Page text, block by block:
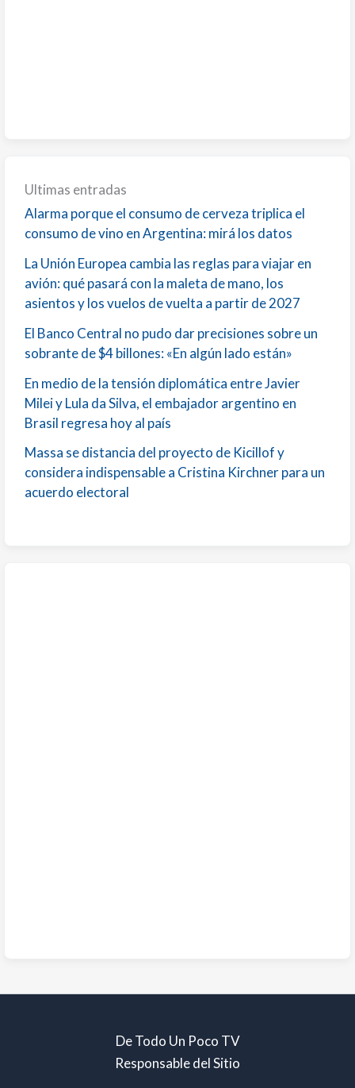
Ultimas entradas
Alarma porque el consumo de cerveza triplica el
consumo de vino en Argentina: mirá los datos
La Unión Europea cambia las reglas para viajar en
avión: qué pasará con la maleta de mano, los
asientos y los vuelos de vuelta a partir de 2027
El Banco Central no pudo dar precisiones sobre un
sobrante de $4 billones: «En algún lado están»
En medio de la tensión diplomática entre Javier
Milei y Lula da Silva, el embajador argentino en
Brasil regresa hoy al país
Massa se distancia del proyecto de Kicillof y
considera indispensable a Cristina Kirchner para un
acuerdo electoral
De Todo Un Poco TV
Responsable del Sitio